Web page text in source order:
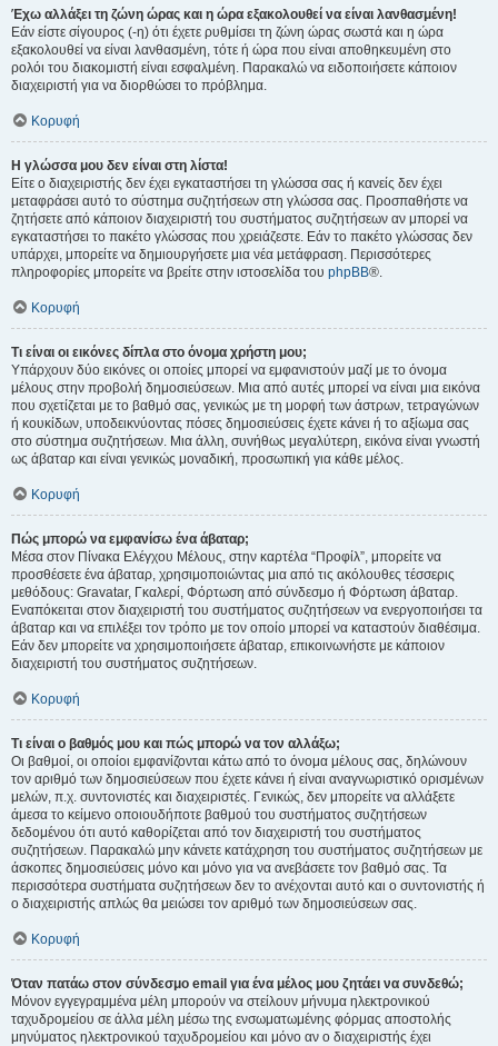
Έχω αλλάξει τη ζώνη ώρας και η ώρα εξακολουθεί να είναι λανθασμένη!
Εάν είστε σίγουρος (-η) ότι έχετε ρυθμίσει τη ζώνη ώρας σωστά και η ώρα
εξακολουθεί να είναι λανθασμένη, τότε ή ώρα που είναι αποθηκευμένη στο
ρολόι του διακομιστή είναι εσφαλμένη. Παρακαλώ να ειδοποιήσετε κάποιον
διαχειριστή για να διορθώσει το πρόβλημα.
Κορυφή
Η γλώσσα μου δεν είναι στη λίστα!
Είτε ο διαχειριστής δεν έχει εγκαταστήσει τη γλώσσα σας ή κανείς δεν έχει
μεταφράσει αυτό το σύστημα συζητήσεων στη γλώσσα σας. Προσπαθήστε να
ζητήσετε από κάποιον διαχειριστή του συστήματος συζητήσεων αν μπορεί να
εγκαταστήσει το πακέτο γλώσσας που χρειάζεστε. Εάν το πακέτο γλώσσας δεν
υπάρχει, μπορείτε να δημιουργήσετε μια νέα μετάφραση. Περισσότερες
πληροφορίες μπορείτε να βρείτε στην ιστοσελίδα του phpBB®.
Κορυφή
Τι είναι οι εικόνες δίπλα στο όνομα χρήστη μου;
Υπάρχουν δύο εικόνες οι οποίες μπορεί να εμφανιστούν μαζί με το όνομα
μέλους στην προβολή δημοσιεύσεων. Μια από αυτές μπορεί να είναι μια εικόνα
που σχετίζεται με το βαθμό σας, γενικώς με τη μορφή των άστρων, τετραγώνων
ή κουκίδων, υποδεικνύοντας πόσες δημοσιεύσεις έχετε κάνει ή το αξίωμα σας
στο σύστημα συζητήσεων. Μια άλλη, συνήθως μεγαλύτερη, εικόνα είναι γνωστή
ως άβαταρ και είναι γενικώς μοναδική, προσωπική για κάθε μέλος.
Κορυφή
Πώς μπορώ να εμφανίσω ένα άβαταρ;
Μέσα στον Πίνακα Ελέγχου Μέλους, στην καρτέλα “Προφίλ”, μπορείτε να
προσθέσετε ένα άβαταρ, χρησιμοποιώντας μια από τις ακόλουθες τέσσερις
μεθόδους: Gravatar, Γκαλερί, Φόρτωση από σύνδεσμο ή Φόρτωση άβαταρ.
Εναπόκειται στον διαχειριστή του συστήματος συζητήσεων να ενεργοποιήσει τα
άβαταρ και να επιλέξει τον τρόπο με τον οποίο μπορεί να καταστούν διαθέσιμα.
Εάν δεν μπορείτε να χρησιμοποιήσετε άβαταρ, επικοινωνήστε με κάποιον
διαχειριστή του συστήματος συζητήσεων.
Κορυφή
Τι είναι ο βαθμός μου και πώς μπορώ να τον αλλάξω;
Οι βαθμοί, οι οποίοι εμφανίζονται κάτω από το όνομα μέλους σας, δηλώνουν
τον αριθμό των δημοσιεύσεων που έχετε κάνει ή είναι αναγνωριστικό ορισμένων
μελών, π.χ. συντονιστές και διαχειριστές. Γενικώς, δεν μπορείτε να αλλάξετε
άμεσα το κείμενο οποιουδήποτε βαθμού του συστήματος συζητήσεων
δεδομένου ότι αυτό καθορίζεται από τον διαχειριστή του συστήματος
συζητήσεων. Παρακαλώ μην κάνετε κατάχρηση του συστήματος συζητήσεων με
άσκοπες δημοσιεύσεις μόνο και μόνο για να ανεβάσετε τον βαθμό σας. Τα
περισσότερα συστήματα συζητήσεων δεν το ανέχονται αυτό και ο συντονιστής ή
ο διαχειριστής απλώς θα μειώσει τον αριθμό των δημοσιεύσεων σας.
Κορυφή
Όταν πατάω στον σύνδεσμο email για ένα μέλος μου ζητάει να συνδεθώ;
Μόνον εγγεγραμμένα μέλη μπορούν να στείλουν μήνυμα ηλεκτρονικού
ταχυδρομείου σε άλλα μέλη μέσω της ενσωματωμένης φόρμας αποστολής
μηνύματος ηλεκτρονικού ταχυδρομείου και μόνο αν ο διαχειριστής έχει